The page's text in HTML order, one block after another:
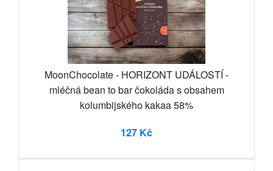
MoonChocolate - HORIZONT UDÁLOSTÍ -
mléčná bean to bar čokoláda s obsahem
kolumbijského kakaa 58%
127 Kč